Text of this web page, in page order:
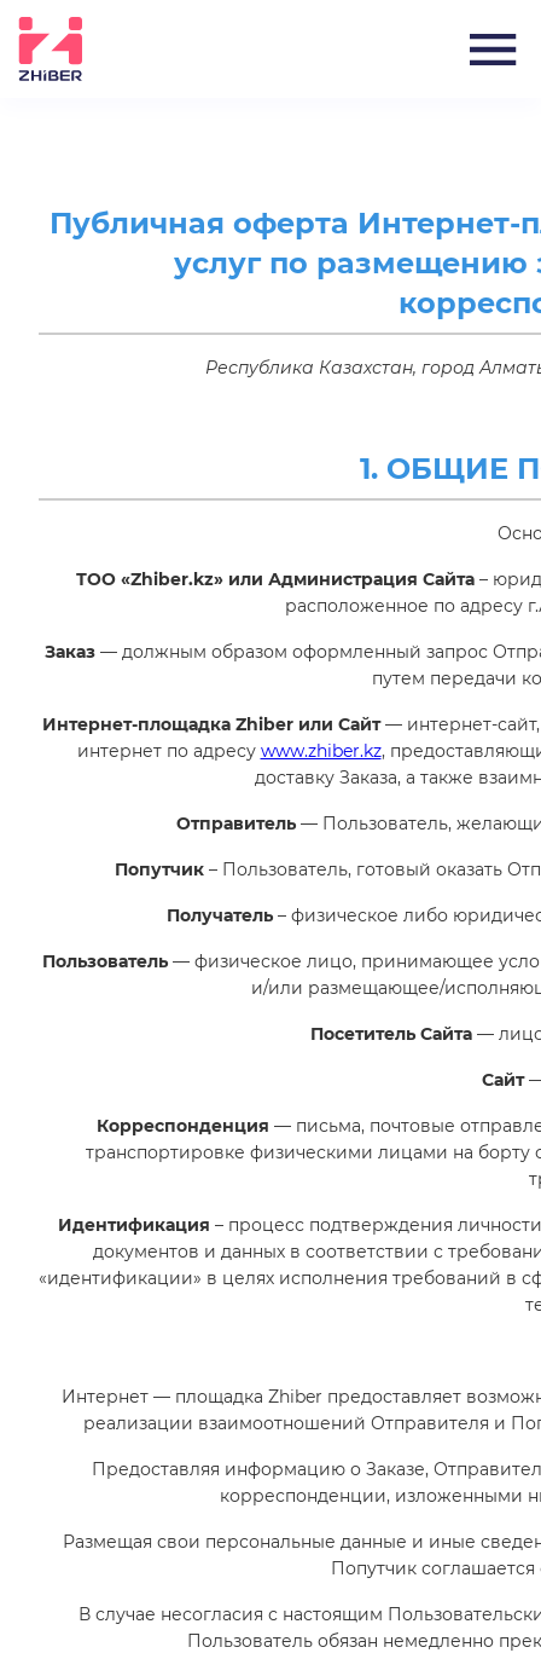
Публичная оферта
услуг по размещению
Республика Казахстан, город
1. ОБЩИЕ
ТОО «Zhiber.kz» или Администрация Сайта–
расположенное по адресу
Заказ— должным образом оформленный запрос
путем передачи
Интернет-площадка Zhiber или Сайт— интернет-
интернет по адресу www.zhiber.kz,
доставку Заказа, а также
Отправитель— Пользователь,
Попутчик – Пользователь, готовый оказать
Получатель– физическое либо
Пользователь— физическое лицо, принимающее
и/или размещающее/
Посетитель Сайта—
Сайт
Корреспонденция — письма, почтовые
транспортировке физическими лицами на борту
Идентификация – процесс подтверждения
документов и данных в соответствии с
«идентификации» в целях исполнения требований в
Интернет — площадка Zhiber предоставляет
реализации взаимоотношений Отправителя и
Предоставляя информацию о Заказе,
корреспонденции, изложенными
Размещая свои персональные данные и иные
Попутчик
В случае несогласия с настоящим
Пользователь обязан немедленно